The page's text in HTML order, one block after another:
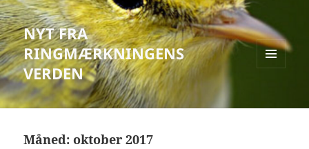
NYT FRA
RINGMÆRKNINGENS
VERDEN
Måned:oktober 2017